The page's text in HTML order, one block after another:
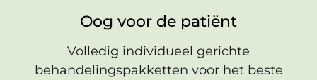
Oog voor de patiënt
Volledig individueel gerichte
behandelingspakketten voor het beste